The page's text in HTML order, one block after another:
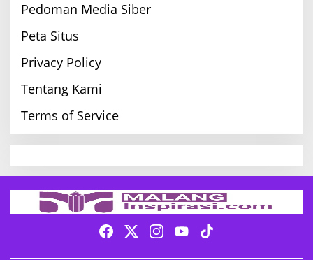
Pedoman Media Siber
Peta Situs
Privacy Policy
Tentang Kami
Terms of Service